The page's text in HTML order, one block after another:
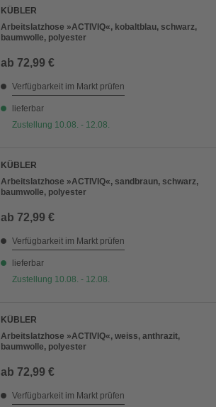
KÜBLER
Arbeitslatzhose »ACTIVIQ«, kobaltblau, schwarz,
baumwolle, polyester
ab 72,99 €
Verfügbarkeit im Markt prüfen
lieferbar
Zustellung 10.08. - 12.08.
KÜBLER
Arbeitslatzhose »ACTIVIQ«, sandbraun, schwarz,
baumwolle, polyester
ab 72,99 €
Verfügbarkeit im Markt prüfen
lieferbar
Zustellung 10.08. - 12.08.
KÜBLER
Arbeitslatzhose »ACTIVIQ«, weiss, anthrazit,
baumwolle, polyester
ab 72,99 €
Verfügbarkeit im Markt prüfen